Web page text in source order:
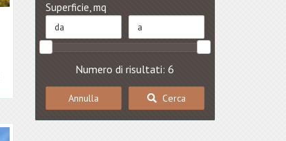
Superficie, mq
Numero di risultati: 6
Annulla Cerca